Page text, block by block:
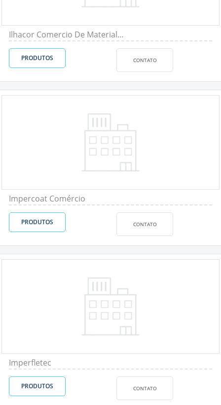
Ilhacor Comercio De Material...
PRODUTOS CONTATO
Impercoat Comércio
PRODUTOS CONTATO
Imperfletec
PRODUTOS CONTATO